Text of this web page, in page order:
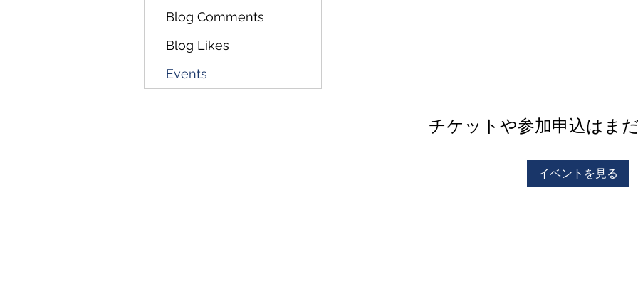
チケットや参加申込はま
イベントを見る
Blog Comments
Blog Likes
Events